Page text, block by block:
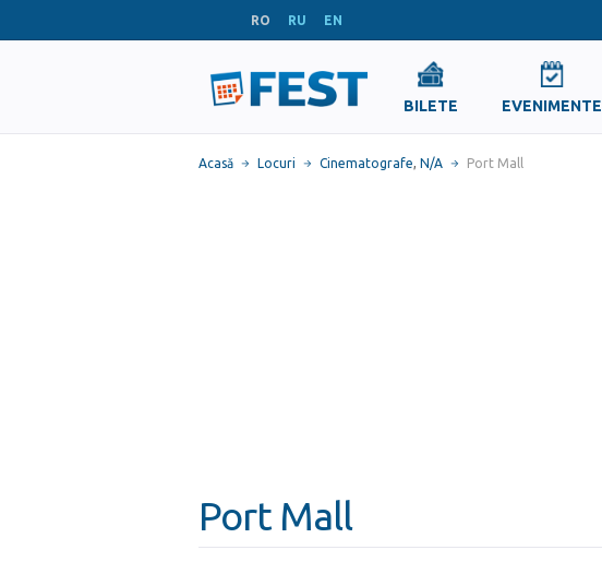
RO RU EN
BILETE EVENIMENTE
Acasă Locuri Cinematografe, N/A Port Mall
Port Mall